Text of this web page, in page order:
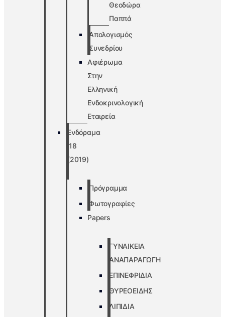
Θεοδώρα
Παππά
Απολογισμός
Συνεδρίου
Αφιέρωμα
Στην
Ελληνική
Ενδοκρινολογική
Εταιρεία
Ενδόραμα
’18
(2019)
Πρόγραμμα
Φωτογραφίες
Papers
ΓΥΝΑΙΚΕΙΑ
ΑΝΑΠΑΡΑΓΩΓΗ
ΕΠΙΝΕΦΡΙΔΙΑ
ΘΥΡΕΟΕΙΔΗΣ
ΛΙΠΙΔΙΑ